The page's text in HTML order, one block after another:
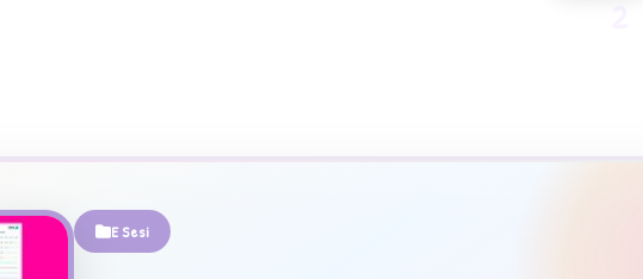
E Sesi